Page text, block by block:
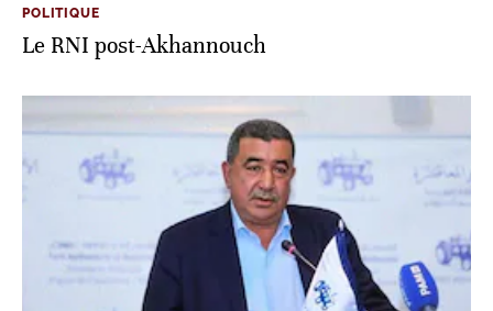
POLITIQUE
Le RNI post-Akhannouch